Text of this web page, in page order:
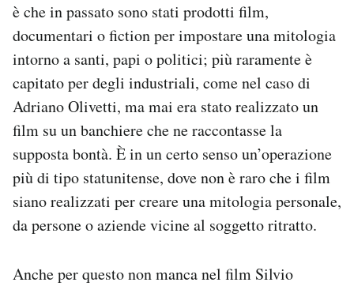
è che in passato sono stati prodotti film,
documentari o fiction per impostare una mitologia
intorno a santi, papi o politici; più raramente è
capitato per degli industriali, come nel caso di
Adriano Olivetti, ma mai era stato realizzato un
film su un banchiere che ne raccontasse la
supposta bontà. È in un certo senso un’operazione
più di tipo statunitense, dove non è raro che i film
siano realizzati per creare una mitologia personale,
da persone o aziende vicine al soggetto ritratto.
Anche per questo non manca nel film Silvio